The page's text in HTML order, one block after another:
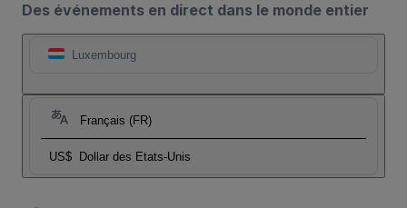
Des événements en direct dans le monde entier
Luxembourg
Français (FR)
US$ Dollar des Etats-Unis